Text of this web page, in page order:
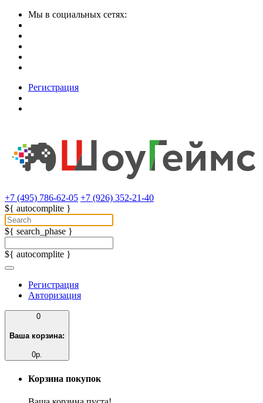
Мы в социальных сетях:
Регистрация
+7 (495) 786-62-05 +7 (926) 352-21-40
${ autocomplite }
${ search_phase }
${ autocomplite }
Регистрация
Авторизация
0
Ваша корзина:
0р.
Корзина покупок